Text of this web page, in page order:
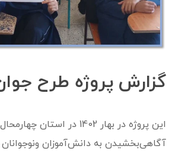
گزارش پروژه طرح
این پروژه در بهار 1402 در
آگاهی‌بخشیدن به دانش‌آموزان ونوجوانان